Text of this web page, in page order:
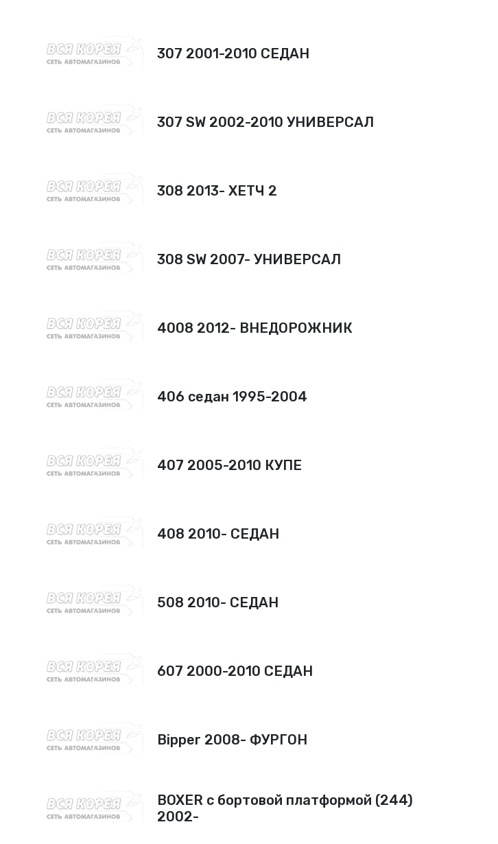
307 2001-2010 СЕДАН
307 SW 2002-2010 УНИВЕРСАЛ
308 2013- ХЕТЧ 2
308 SW 2007- УНИВЕРСАЛ
4008 2012- ВНЕДОРОЖНИК
406 седан 1995-2004
407 2005-2010 КУПЕ
408 2010- СЕДАН
508 2010- СЕДАН
607 2000-2010 СЕДАН
Bipper 2008- ФУРГОН
BOXER c бортовой платформой (244)
2002-